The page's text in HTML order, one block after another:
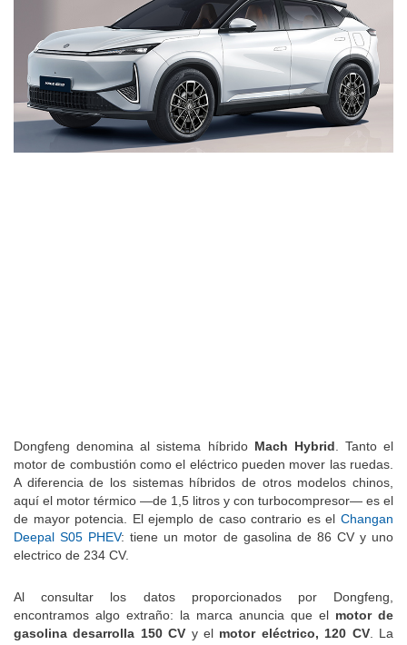
Dongfeng denomina al sistema híbrido Mach Hybrid . Tanto el
motor de combustión como el eléctrico pueden mover las ruedas.
A diferencia de los sistemas híbridos de otros modelos chinos,
aquí el motor térmico —de 1,5 litros y con turbocompresor— es el
de mayor potencia. El ejemplo de caso contrario es el Changan
Deepal S05 PHEV: tiene un motor de gasolina de 86 CV y uno
electrico de 234 CV.
Al consultar los datos proporcionados por Dongfeng,
encontramos algo extraño: la marca anuncia que el motor de
gasolina desarrolla 150 CV y el motor eléctrico, 120 CV. La